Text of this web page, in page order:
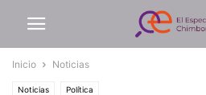
Inicio Noticias
Noticias Política